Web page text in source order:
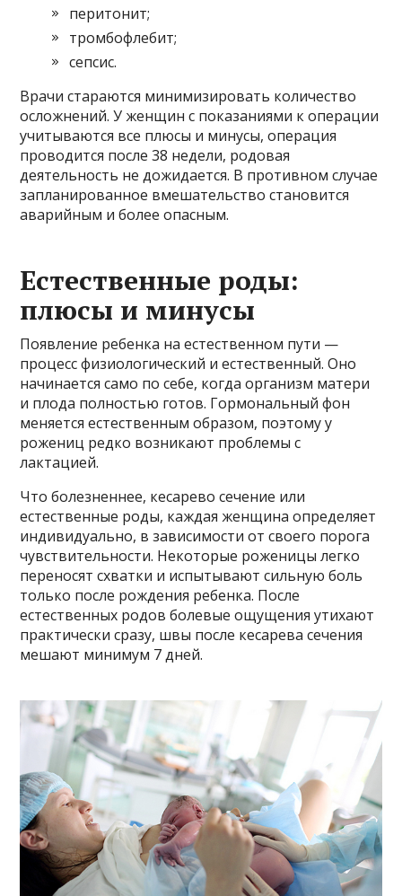
перитонит;
тромбофлебит;
сепсис.
Врачи стараются минимизировать количество
осложнений. У женщин с показаниями к операции
учитываются все плюсы и минусы, операция
проводится после 38 недели, родовая
деятельность не дожидается. В противном случае
запланированное вмешательство становится
аварийным и более опасным.
Естественные роды:
плюсы и минусы
Появление ребенка на естественном пути —
процесс физиологический и естественный. Оно
начинается само по себе, когда организм матери
и плода полностью готов. Гормональный фон
меняется естественным образом, поэтому у
рожениц редко возникают проблемы с
лактацией.
Что болезненнее, кесарево сечение или
естественные роды, каждая женщина определяет
индивидуально, в зависимости от своего порога
чувствительности. Некоторые роженицы легко
переносят схватки и испытывают сильную боль
только после рождения ребенка. После
естественных родов болевые ощущения утихают
практически сразу, швы после кесарева сечения
мешают минимум 7 дней.